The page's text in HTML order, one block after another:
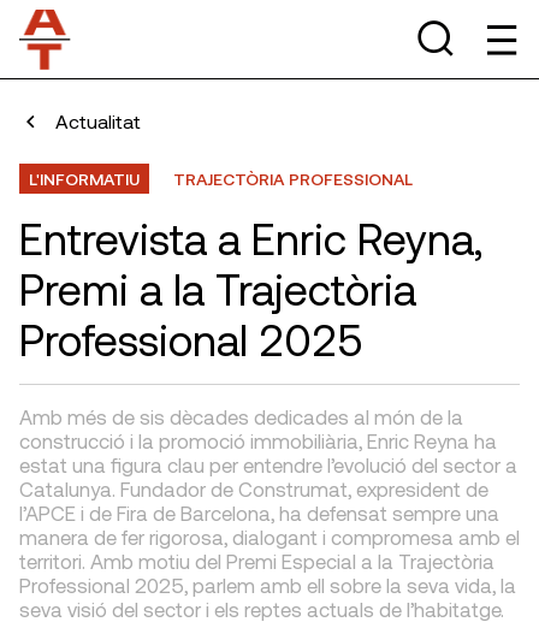
Actualitat
L'INFORMATIU TRAJECTÒRIA PROFESSIONAL
Entrevista a Enric Reyna,
Premi a la Trajectòria
Professional 2025
Amb més de sis dècades dedicades al món de la
construcció i la promoció immobiliària, Enric Reyna ha
estat una figura clau per entendre l’evolució del sector a
Catalunya. Fundador de Construmat, expresident de
l’APCE i de Fira de Barcelona, ha defensat sempre una
manera de fer rigorosa, dialogant i compromesa amb el
territori. Amb motiu del Premi Especial a la Trajectòria
Professional 2025, parlem amb ell sobre la seva vida, la
seva visió del sector i els reptes actuals de l’habitatge.